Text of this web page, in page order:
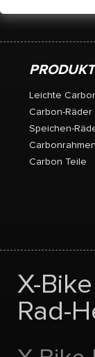
Leichte
Carbon-Räder
Speichen-
Carbonrahmen
Carbon Teile
X-
Rad-